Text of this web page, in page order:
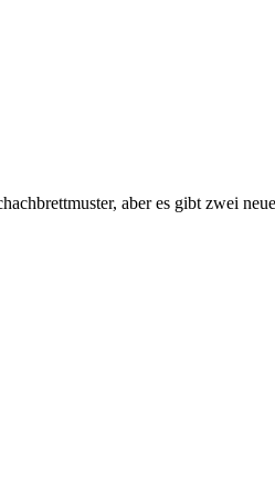
aber es gibt zwei